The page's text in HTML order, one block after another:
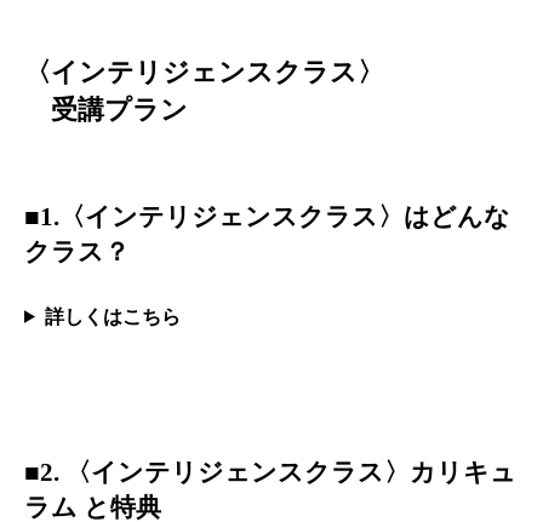
〈インテリジェンスクラス〉
受講プラン
■1.〈インテリジェンス クラス〉はどんな
クラス？
詳しくはこちら
■2. 〈インテリジェンス クラス〉カリキュ
ラム と特典